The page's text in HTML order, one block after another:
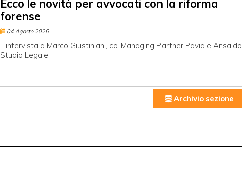
Ecco le novità per avvocati con la riforma
forense
04 Agosto 2026
L'intervista a Marco Giustiniani, co-Managing Partner Pavia e Ansaldo
Studio Legale
Archivio sezione